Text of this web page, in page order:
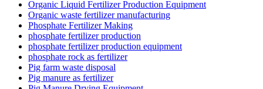
Organic Liquid Fertilizer Production Equipment
Organic waste fertilizer manufacturing
Phosphate Fertilizer Making
phosphate fertilizer production
phosphate fertilizer production equipment
phosphate rock as fertilizer
Pig farm waste disposal
Pig manure as fertilizer